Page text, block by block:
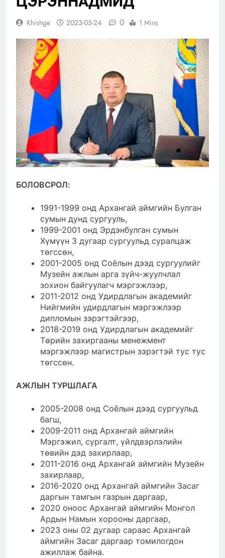
Khishge 2023-05-24 0 1 Mins
БОЛОВСРОЛ:
1991-1999 онд Архангай аймгийн Булган
сумын дунд сургууль,
1999-2001 онд Эрдэнбулган сумын
Хүмүүн 3 дугаар сургуульд суралцаж
төгссөн,
2001-2005 онд Соёлын дээд сургуулийг
Музейн ажлын арга зүйч-жуулчлал
зохион байгуулагч мэргэжлээр,
2011-2012 онд Удирдлагын академийг
Нийгмийн удирдлагын мэргэжлээр
дипломын зэрэгтэйгээр,
2018-2019 онд Удирдлагын академийг
Төрийн захиргааны менежмент
мэргэжлээр магистрын зэрэгтэй тус тус
төгссөн.
АЖЛЫН ТУРШЛАГА
2005-2008 онд Соёлын дээд сургуульд
багш,
2009-2011 онд Архангай аймгийн
Мэргэжил, сургалт, үйлдвэрлэлийн
төвийн дэд захирлаар,
2011-2016 онд Архангай аймгийн Музейн
захирлаар,
2016-2020 онд Архангай аймгийн Засаг
даргын тамгын газрын даргаар,
2020 оноос Архангай аймгийн Монгол
Ардын Намын хорооны даргаар,
2023 оны 02 дугаар сараас Архангай
аймгийн Засаг даргаар томилогдон
ажиллаж байна.